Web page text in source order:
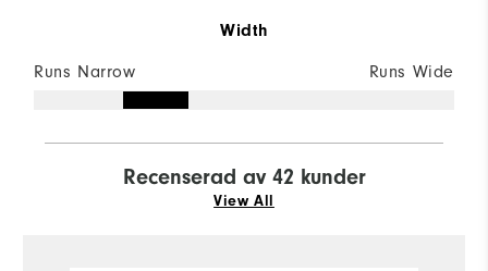
Width
Runs Narrow Runs Wide
Recenserad av 42 kunder
View All